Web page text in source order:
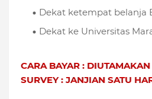
Dekat ketempat belanja
Dekat ke Universitas
CARA BAYAR : DIUTAMAKAN
SURVEY : JANJIAN SATU